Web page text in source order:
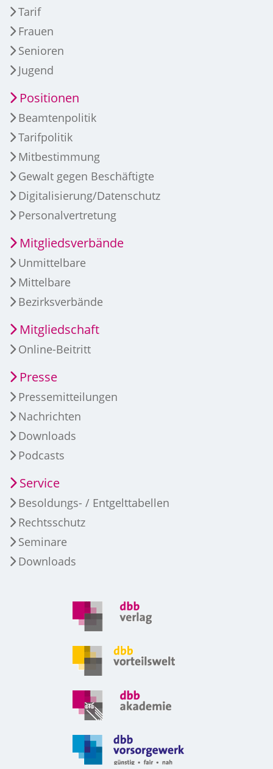
Tarif
Frauen
Senioren
Jugend
Positionen
Beamtenpolitik
Tarifpolitik
Mitbestimmung
Gewalt gegen Beschäftigte
Digitalisierung/Datenschutz
Personalvertretung
Mitgliedsverbände
Unmittelbare
Mittelbare
Bezirksverbände
Mitgliedschaft
Online-Beitritt
Presse
Pressemitteilungen
Nachrichten
Downloads
Podcasts
Service
Besoldungs- / Entgelttabellen
Rechtsschutz
Seminare
Downloads